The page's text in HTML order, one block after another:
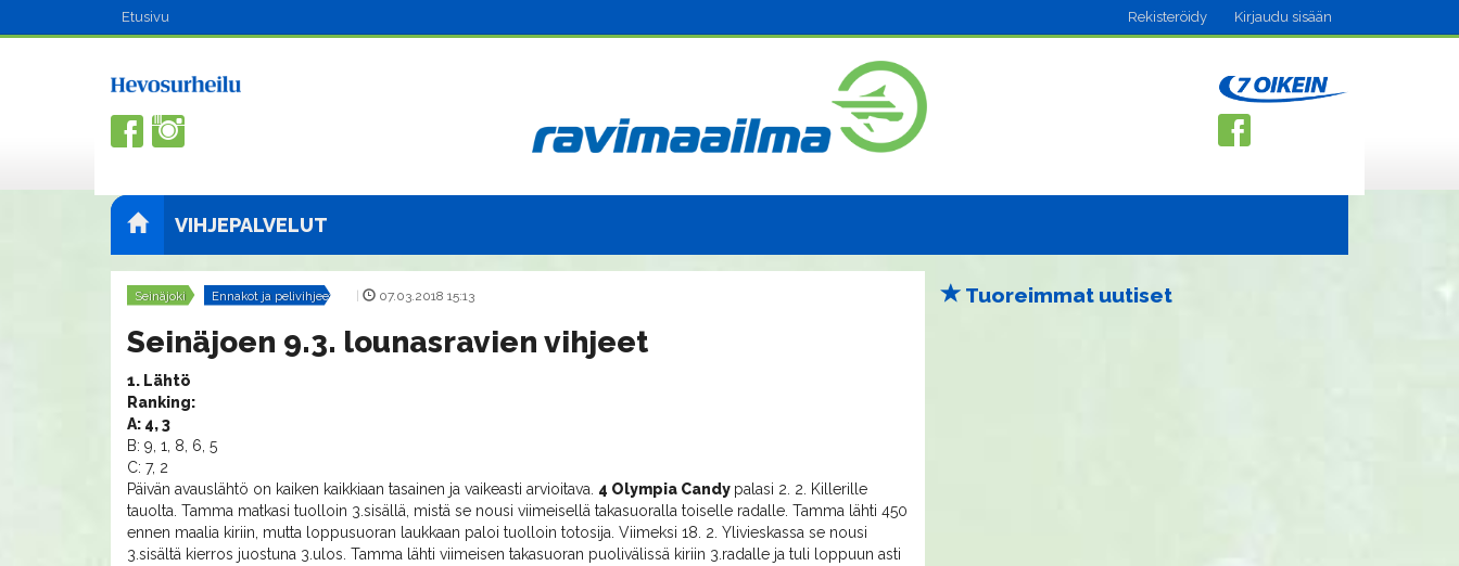
Etusivu Rekisteröidy Kirjaudu sisään
VIHJEPALVELUT
Seinäjoki Ennakot ja pelivihjeet 07.03.2018 15:13
Seinäjoen 9.3. lounasravien vihjeet
1. Lähtö
Ranking:
A: 4, 3
B: 9, 1, 8, 6, 5
C: 7, 2
Päivän avauslähtö on kaiken kaikkiaan tasainen ja vaikeasti arvioitava. 4 Olympia Candy palasi 2. 2. Killerille
tauolta. Tamma matkasi tuolloin 3.sisällä, mistä se nousi viimeisellä takasuoralla toiselle radalle. Tamma lähti 450
ennen maalia kiriin, mutta loppusuoran laukkaan paloi tuolloin totosija. Viimeksi 18. 2. Ylivieskassa se nousi
3.sisältä kierros juostuna 3.ulos. Tamma lähti viimeisen takasuoran puolivälissä kiriin 3.radalle ja tuli loppuun asti
Tuoreimmat uutiset